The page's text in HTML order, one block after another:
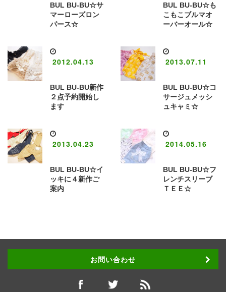
BUL BU-BU☆サ
マーローズロン
パース☆
BUL BU-BU☆も
こもこブルマオ
ーバーオール☆
2012.04.13
BUL BU-BU新作
２点予約開始し
ます
2013.07.11
BUL BU-BU☆コ
サージュメッシ
ュキャミ☆
2013.04.23
BUL BU-BU☆イ
ッキに４新作ご
案内
2014.05.16
BUL BU-BU☆フ
レンチスリーブ
ＴＥＥ☆
お問い合わせ